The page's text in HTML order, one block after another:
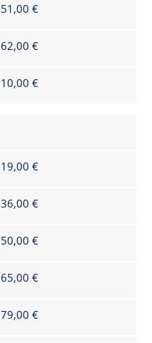
51,00 €
62,00 €
10,00 €
19,00 €
36,00 €
50,00 €
65,00 €
79,00 €